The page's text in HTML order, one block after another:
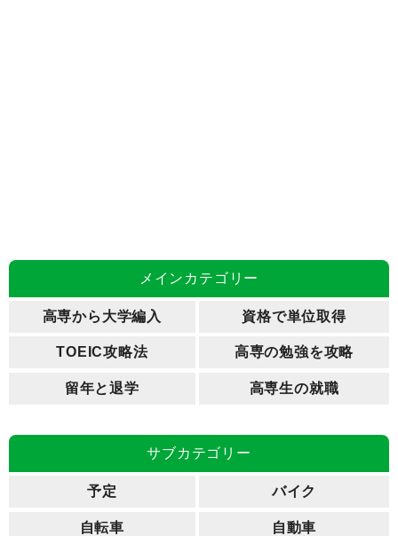
メインカテゴリー
高専から大学編入 資格で単位取得
TOEIC攻略法 高専の勉強を攻略
留年と退学 高専生の就職
サブカテゴリー
予定 バイク
自転車 自動車